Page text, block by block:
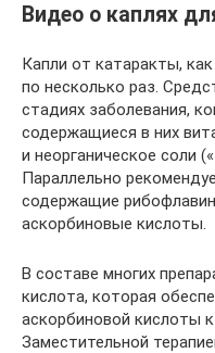
Видео о каплях
Капли от катаракты,
по несколько раз.
стадиях заболевания,
содержащиеся в них
и неорганическое соли
Параллельно
содержащие
аскорбиновые кислоты.
В составе многих
кислота, которая
аскорбиновой кислоты к
Заместительной